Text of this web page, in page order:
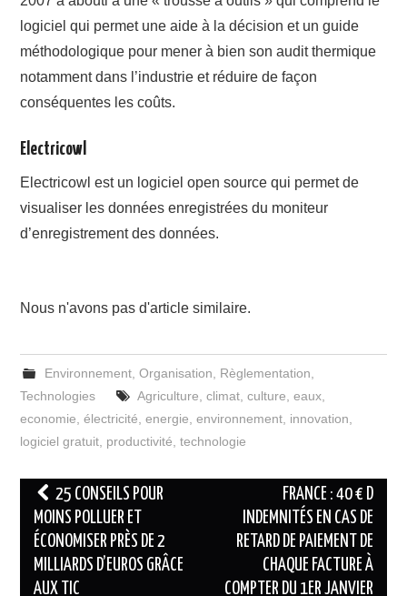
logiciel qui permet une aide à la décision et un guide
méthodologique pour mener à bien son audit thermique
notamment dans l’industrie et réduire de façon
conséquentes les coûts.
Electricowl
Electricowl est un logiciel open source qui permet de
visualiser les données enregistrées du moniteur
d’enregistrement des données.
Nous n'avons pas d'article similaire.
Environnement, Organisation Règlementation
Technologies
Agriculture climat, culture eaux,
economie ,électricité ,energie ,environnement innovation
logiciel gratuit productivité ,technologie
Navigation
des
articles
25 CONSEILS POUR
MOINS POLLUER ET
ÉCONOMISER PRÈS DE 2
MILLIARDS D’EUROS GRÂCE
AUX TIC
FRANCE : 40 € D
INDEMNITÉS EN CAS DE
RETARD DE PAIEMENT DE
CHAQUE FACTURE À
COMPTER DU 1ER JANVIER